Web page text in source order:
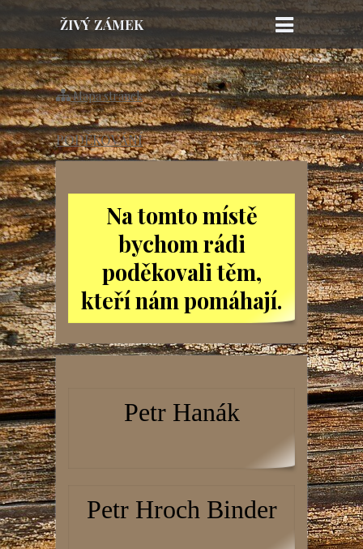
ŽIVÝ ZÁMEK
TOUŽIM z. s.
Mapa stránek
PODĚKOVÁNÍ
Na tomto místě
bychom rádi
poděkovali těm,
kteří nám pomáhají.
Petr Hanák
Petr Hroch Binder